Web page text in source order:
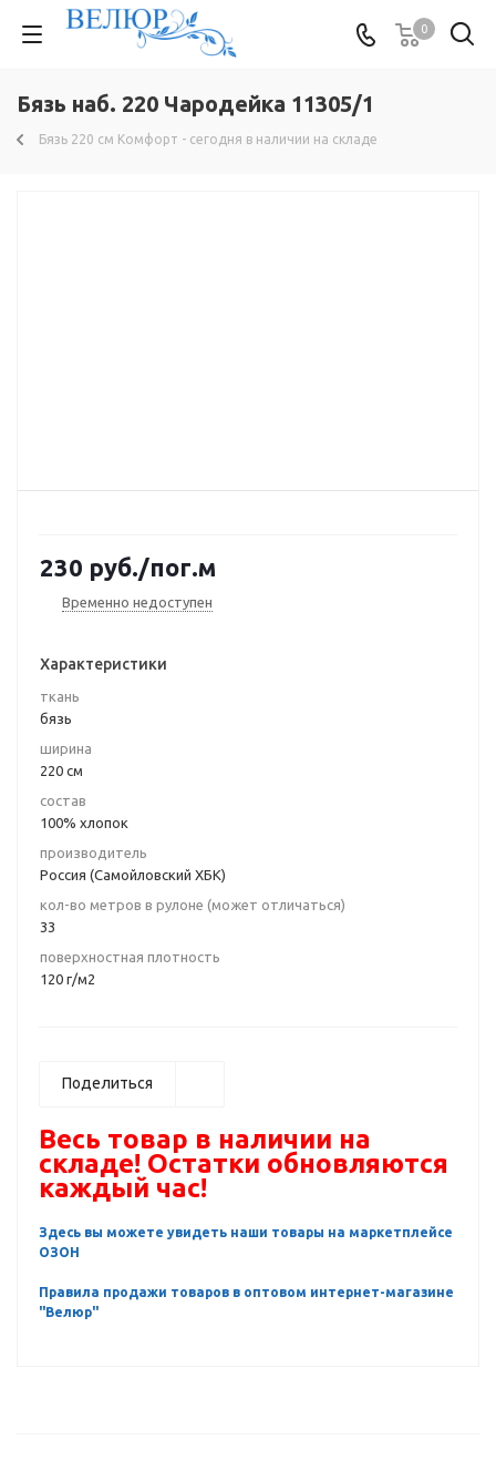
0
Бязь наб. 220 Чародейка 11305/1
Бязь 220 см Комфорт - сегодня в наличии на складе
230 руб./пог.м
Временно недоступен
Характеристики
ткань
бязь
ширина
220 см
состав
100% хлопок
производитель
Россия (Самойловский ХБК)
кол-во метров в рулоне (может отличаться)
33
поверхностная плотность
120 г/м2
Поделиться
Весь товар в наличии на
складе! Остатки обновляются
каждый час!
Здесь вы можете увидеть наши товары на маркетплейсе
ОЗОН
Правила продажи товаров в оптовом интернет-магазине
"Велюр"